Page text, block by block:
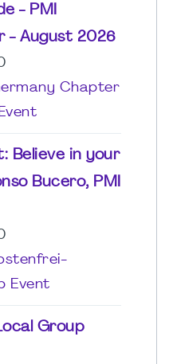
- PMI
- August 2026
Chapter
Believe in your
Bucero, PMI
Event
Group